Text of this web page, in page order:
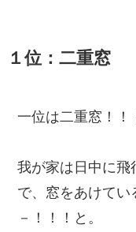
１位：二重窓
一位は二重窓！！
我が家は日中に飛
で、窓をあけてい
－！！！と。